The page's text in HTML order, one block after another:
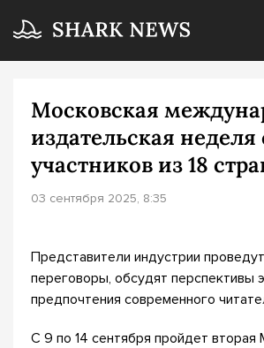
Московская
издательская неделя
участников из 18
03 сентября 2025, 8:35
Представители индустрии
переговоры, обсудят перспективы
предпочтения современного
С 9 по 14 сентября пройдет вторая